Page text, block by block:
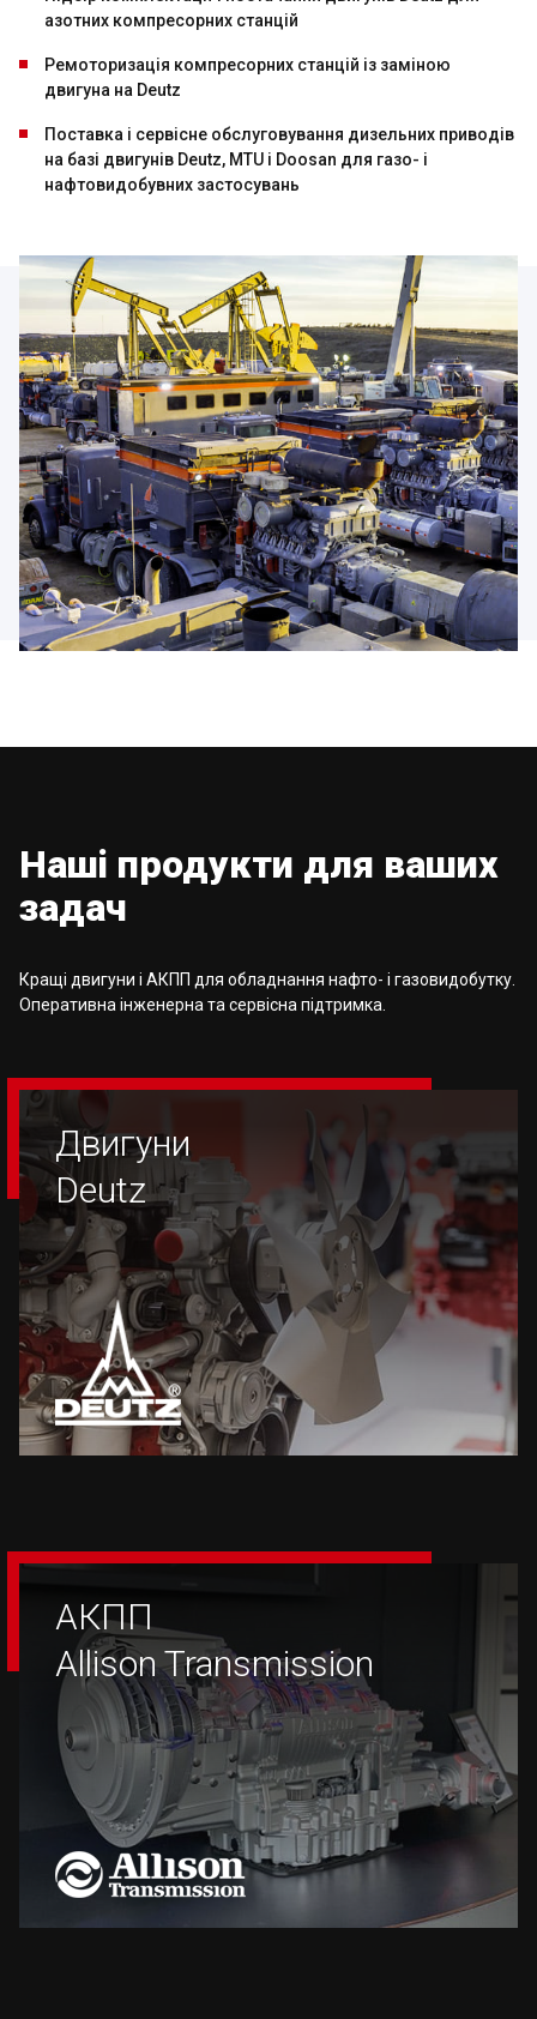
азотних компресорних станцій
Ремоторизація компресорних станцій із заміною
двигуна на Deutz
Поставка і сервісне обслуговування дизельних приводів
на базі двигунів Deutz, MTU і Doosan для газо- і
нафтовидобувних застосувань
Наші продукти для ваших
задач
Кращі двигуни і АКПП для обладнання нафто- і газовидобутку.
Оперативна інженерна та сервісна підтримка.
Двигуни
Deutz
АКПП
Allison Transmission